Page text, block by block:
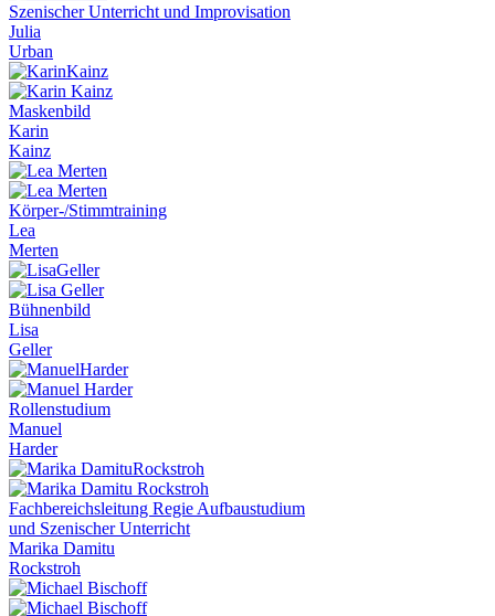
Szenischer Unterricht und Improvisation
Julia
Urban
Maskenbild
Karin
Kainz
Körper-/Stimmtraining
Lea
Merten
Bühnenbild
Lisa
Geller
Rollenstudium
Manuel
Harder
Fachbereichsleitung Regie Aufbaustudium
und Szenischer Unterricht
Marika Damitu
Rockstroh